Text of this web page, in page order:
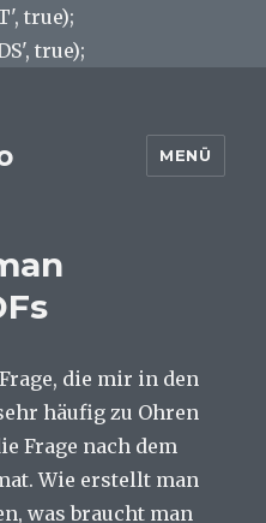
true);
true);
MENÜ
die mir in den
häufig zu Ohren
Frage nach dem
Wie erstellt man
was braucht man